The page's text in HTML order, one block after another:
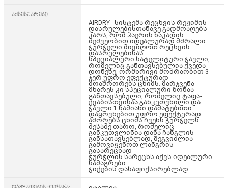
აქსესუარები
AIRDRY - სისტემა რეცხვის რეჟიმის
დასრულებისთანავე გადმოაღებს
კარს, რომ ჰაერის ნაკადის
მეშვეობით იდეალურად მშრალი
ჭურჭელი მივიღოთ რეცხვის
დასრულებისას
სპეციალური სატელიტური ჭავლი,
რომელიც განთავსებულია ქვედა
დონეზე, ორმხრივი მოძრაობით 3
ჯერ უფრო ეფექტურად
მოაშრორებს ცხიმს. მარჯვენა
მხარეს კი სპეციალური ზონაა
განთავსებული, რომელიც ტაფა-
ქვაბისთვისაა განკუთვნილი და
ჭავლი 1 წამიანი დამატებითი
დაყოვნებით უფრო ეფექტურად
აშორებს ცხიმს ჩვენს ჭურჭელს:
მესამე თარო, რომელიც
განკუთვლინია დანა-ჩანგლის
განსათავსებლად, შეგვიძლია
გამოვიყენოთ ლანგრის
გასარეცხად
ჭურჭლის სარეცხს აქვს იდეალური
სამაგრები
ჭიქების დასაფიქსირებლად